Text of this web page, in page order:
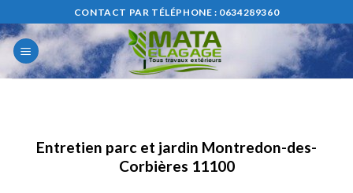
to
content
CONTACT PAR TÉLÉPHONE : 0634289360
Entretien parc et jardin Montredon-des-
Corbières 11100